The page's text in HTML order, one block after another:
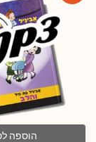
הוספה